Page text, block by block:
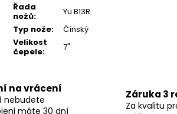
Řada
nožů:
Yu B13R
Typ nože:
Čínský
Velikost
čepele: 7"
na vrácení
nebudete
máte 30 dní
Záruka 3
Za kvalitu